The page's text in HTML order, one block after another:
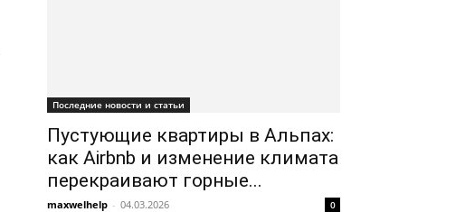
Последние новости и статьи
Пустующие квартиры в Альпах:
как Airbnb и изменение климата
перекраивают горные...
maxwelhelp - 04.03.2026 0